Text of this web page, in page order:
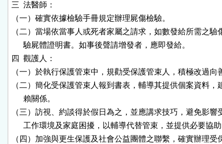
三  法醫師：
（一）確實依據檢驗手冊規定辦理屍傷檢驗。
（二）當場依當事人或死者家屬之請求，如數發給所需之驗
      驗屍體證明書。如事後聲請增發者，應即發給。
四  觀護人：
（一）於執行保護管束中，規勸受保護管束人，積極改過向
（二）簡化受保護管束人報到書表，輔導其提供個案資料，
      賴關係。
（三）訪視、約談得於假日為之，並應講求技巧，避免影響
工作環境及家庭困擾，以輔導代替管束，並提供必要協
（四）加強與更生保護及社會公益團體之聯繫，確實辦理受